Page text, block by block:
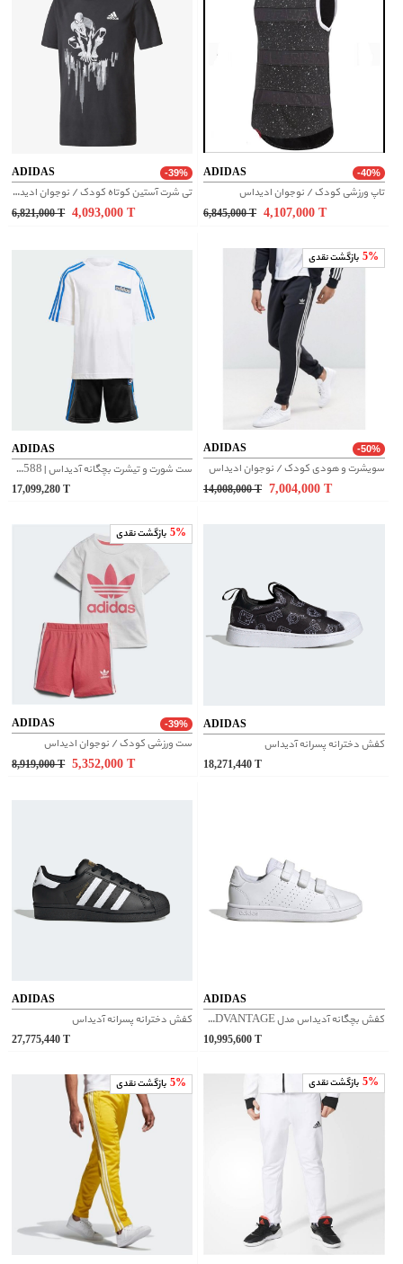
ADIDAS -39%
تی شرت آستین کوتاه کودک / نوجوان ادیداس
6,821,000 T 4,093,000
ADIDAS -40%
تاپ ورزشی کودک / نوجوان ادیداس
6,845,000 T 4,107,000
ADIDAS
ست شورت و تیشرت بچگانه آدیداس | IW3588
17,099,280
5% بازگشت نقدی
ADIDAS -50%
سویشرت و هودی کودک / نوجوان ادیداس
14,008,000 T 7,004,000
5% بازگشت نقدی
ADIDAS -39%
ست ورزشی کودک / نوجوان ادیداس
8,919,000 T 5,352,000
ADIDAS
کفش دخترانه پسرانه آدیداس
18,271,440
ADIDAS
کفش دخترانه پسرانه آدیداس
27,775,440
ADIDAS
کفش بچگانه آدیداس مدل ADVANTAGE کد IG2517
10,995,600
5% بازگشت نقدی 5% بازگشت نقدی